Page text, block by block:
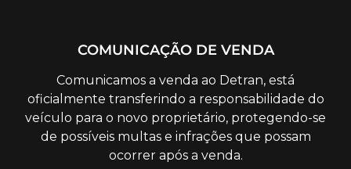
COMUNICAÇÃO DE VENDA
Comunicamos a venda ao Detran, está
oficialmente transferindo a responsabilidade do
veículo para o novo proprietário, protegendo-se
de possíveis multas e infrações que possam
ocorrer após a venda.